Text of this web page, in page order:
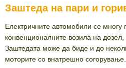
Заштеда на пари и
Електричните автомобили се многу
конвенционалните возила на дозел,
Заштедата може да биде и до
моторите со внатрешно согорување.